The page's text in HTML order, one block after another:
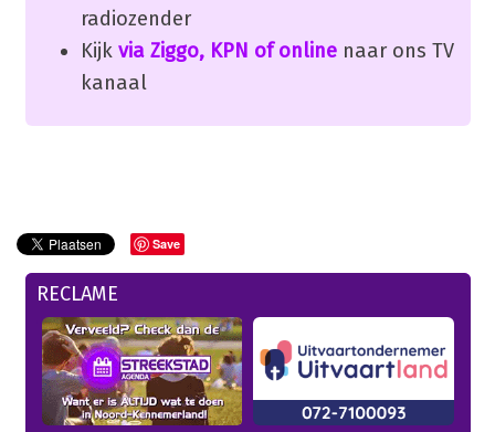
radiozender
Kijk via Ziggo, KPN of onlinenaar ons TV
kanaal
Save
RECLAME